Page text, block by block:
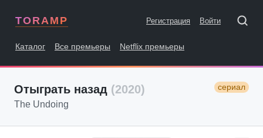
TORAMP Регистрация Войти
Каталог Все премьеры Netflix премьеры
Отыграть назад (2020) сериал
The Undoing